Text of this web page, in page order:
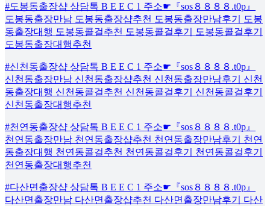
#도봉동출장샵 상담톡 B E E C 1 주소☛『sos８８８８.t0p』
도봉동출장만남 도봉동출장샵추천 도봉동출장만남후기 도봉
동출장대행 도봉동콜걸추천 도봉동콜걸후기 도봉동콜걸후기
도봉동출장대행추천
#신천동출장샵 상담톡 B E E C 1 주소☛『sos８８８８.t0p』
신천동출장만남 신천동출장샵추천 신천동출장만남후기 신천
동출장대행 신천동콜걸추천 신천동콜걸후기 신천동콜걸후기
신천동출장대행추천
#천연동출장샵 상담톡 B E E C 1 주소☛『sos８８８８.t0p』
천연동출장만남 천연동출장샵추천 천연동출장만남후기 천연
동출장대행 천연동콜걸추천 천연동콜걸후기 천연동콜걸후기
천연동출장대행추천
#다산면출장샵 상담톡 B E E C 1 주소☛『sos８８８８.t0p』
다산면출장만남 다산면출장샵추천 다산면출장만남후기 다산